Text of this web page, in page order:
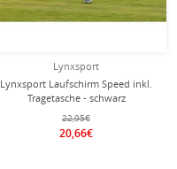
Lynxsport
Lynxsport Laufschirm Speed inkl.
Tragetasche - schwarz
22,95€
20,66€